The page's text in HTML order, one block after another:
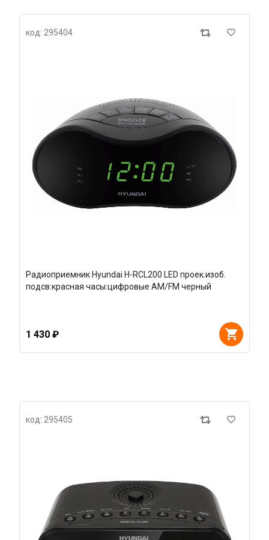
код: 295404
Радиоприемник Hyundai H-RCL200 LED проек.изоб.
подсв:красная часы:цифровые AM/FM черный
1 430 ₽
код: 295405